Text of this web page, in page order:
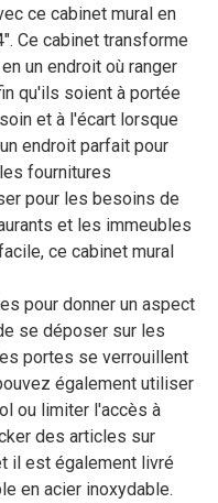
ce cabinet mural en
Ce cabinet transforme
un endroit où ranger
qu'ils soient à portée
et à l'écart lorsque
endroit parfait pour
fournitures
pour les besoins de
et les immeubles
ce cabinet mural
pour donner un aspect
se déposer sur les
portes se verrouillent
également utiliser
ou limiter l'accès à
des articles sur
il est également livré
en acier inoxydable.